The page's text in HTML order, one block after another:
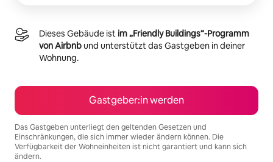
Dieses Gebäude istim „Friendly Buildings“-Programm
von Airbnbund unterstützt das Gastgeben in deiner
Wohnung.
Gastgeber:in werden
Das Gastgeben unterliegt den geltenden Gesetzen und
Einschränkungen, die sich immer wieder ändern können. Die
Verfügbarkeit der Wohneinheiten ist nicht garantiert und kann sich
ändern.